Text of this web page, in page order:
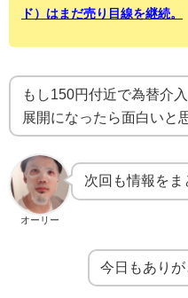
ド）はまだ売り目線を継続。
もし150円付近で為替介
展開になったら面白いと
オーリー
次回も情報をま
今日もありが